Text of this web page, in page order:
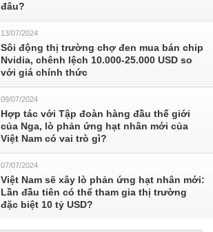
đâu?
13/07/2024
Sôi động thị trường chợ đen mua bán chip
Nvidia, chênh lệch 10.000-25.000 USD so
với giá chính thức
09/07/2024
Hợp tác với Tập đoàn hàng đầu thế giới
của Nga, lò phản ứng hạt nhân mới của
Việt Nam có vai trò gì?
07/07/2024
Việt Nam sẽ xây lò phản ứng hạt nhân mới:
Lần đầu tiên có thể tham gia thị trường
đặc biệt 10 tỷ USD?